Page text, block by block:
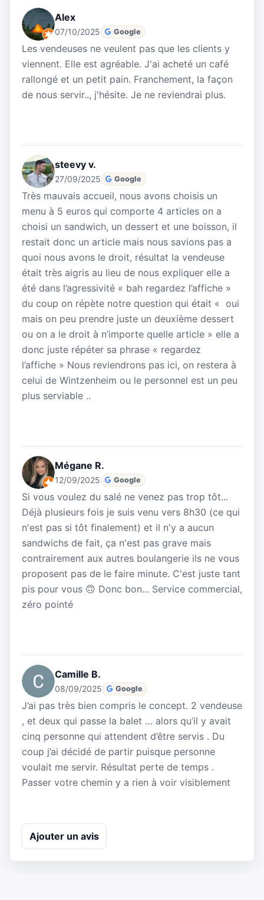
Alex
07/10/2025 Google
Les vendeuses ne veulent pas que les clients y
viennent. Elle est agréable. J'ai acheté un café
rallongé et un petit pain. Franchement, la façon
de nous servir.., j'hésite. Je ne reviendrai plus.
steevy v.
27/09/2025 Google
Très mauvais accueil, nous avons choisis un
menu à 5 euros qui comporte 4 articles on a
choisi un sandwich, un dessert et une boisson, il
restait donc un article mais nous savions pas a
quoi nous avons le droit, résultat la vendeuse
était très aigris au lieu de nous expliquer elle a
été dans l’agressivité « bah regardez l’affiche »
du coup on répète notre question qui était « oui
mais on peu prendre juste un deuxième dessert
ou on a le droit à n’importe quelle article » elle a
donc juste répéter sa phrase « regardez
l’affiche » Nous reviendrons pas ici, on restera à
celui de Wintzenheim ou le personnel est un peu
plus serviable ..
Mégane R.
12/09/2025 Google
Si vous voulez du salé ne venez pas trop tôt...
Déjà plusieurs fois je suis venu vers 8h30 (ce qui
n'est pas si tôt finalement) et il n'y a aucun
sandwichs de fait, ça n'est pas grave mais
contrairement aux autres boulangerie ils ne vous
proposent pas de le faire minute. C'est juste tant
pis pour vous 🙃 Donc bon... Service commercial,
zéro pointé
Camille B.
08/09/2025 Google
J’ai pas très bien compris le concept. 2 vendeuse
, et deux qui passe la balet … alors qu’il y avait
cinq personne qui attendent d’être servis . Du
coup j’ai décidé de partir puisque personne
voulait me servir. Résultat perte de temps .
Passer votre chemin y a rien à voir visiblement
Ajouter un avis